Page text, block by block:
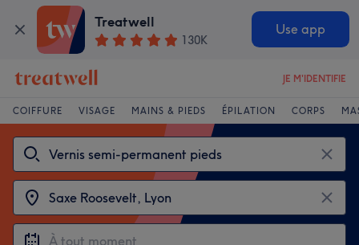
Treatwell
130K
Use app
JE M'IDENTIFIE
COIFFURE VISAGE MAINS & PIEDS ÉPILATION CORPS